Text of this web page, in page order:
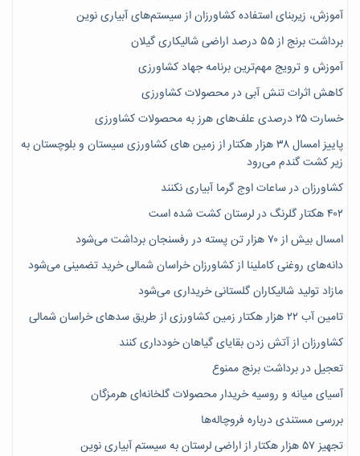
آموزش، زیربنای استفاده کشاورزان از سیستم‌های آبیاری نوین
برداشت برنج از ۵۵ درصد اراضی شالیکاری گیلان
آموزش و ترویج مهم‌ترین برنامه جهاد کشاورزی
کاهش اثرات تنش آبی در محصولات کشاورزی
خسارت ۲۵ درصدی علف‌های هرز به محصولات کشاورزی
پاییز امسال ۳۸ هزار هکتار از زمین های کشاورزی سیستان و بلوچستان به
زیر کشت گندم می‌رود
کشاورزان در ساعات اوج گرما آبیاری نکنند
۴۰۲ هکتار گلرنگ در لرستان کشت شده است
امسال بیش از ۷۰ هزار تن پسته در رفسنجان برداشت می‌شود
دانه‌های روغنی کاملینا از کشاورزان خراسان شمالی خرید تضمینی می‌شود
مازاد تولید شالیکاران گلستانی خریداری می‌شود
تامین آب ۲۲ هزار هکتار زمین کشاورزی از طریق سدهای خراسان شمالی
کشاورزان از آتش زدن بقایای گیاهان خودداری کنند
تعجیل در برداشت برنج ممنوع
آسیای میانه و روسیه خریدار محصولات گلخانه‌ای هرمزگان
بررسی مستندی درباره فروچاله‌ها
تجهیز ۵۷ هزار هکتار از اراضی لرستان به سیستم آبیاری نوین